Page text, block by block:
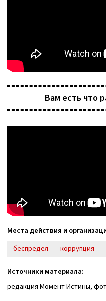
Вам есть что
Места действия и
беспредел
коррупция
Источники материала:
редакция Момент Истины,